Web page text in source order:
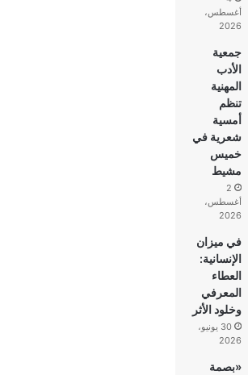
أغسطس،
2026
جمعية
الأدب
المهنية
تنظم
أمسية
شعرية في
خميس
مشيط
2
أغسطس،
2026
في ميزان
الإنسانية:
العطاء
المعرفي
وخلود الأثر
30 يونيو،
2026
«بصمة